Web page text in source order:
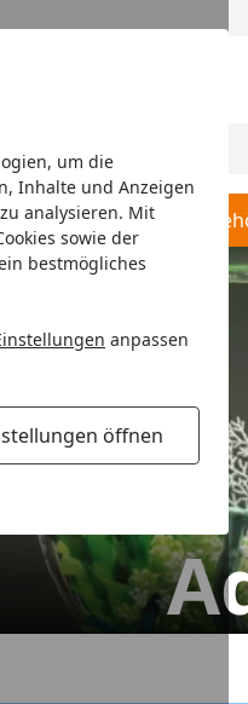
um die
Inhalte und Anzeigen
analysieren. Mit
sowie der
bestmögliches
anpassen
öffnen
Suche
Pumpen &